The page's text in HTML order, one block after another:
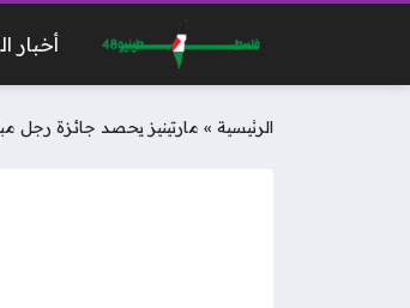
أخبار
الرئيسية » مارتينيز يحصد جائزة رجل